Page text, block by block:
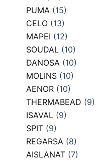
PUMA (15)
CELO (13)
MAPEI (12)
SOUDAL (10)
DANOSA (10)
MOLINS (10)
AENOR (10)
THERMABEAD (9)
ISAVAL (9)
SPIT (9)
REGARSA (8)
AISLANAT (7)